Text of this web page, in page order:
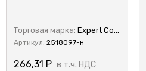
Торговая марка: Expert Complete
Артикул: 2518097-н
266,31 Р в т.ч. НДС